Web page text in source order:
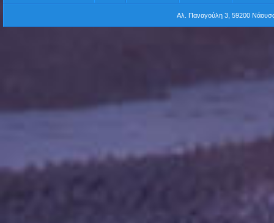
Αλ. Παναγούλη 3, 59200